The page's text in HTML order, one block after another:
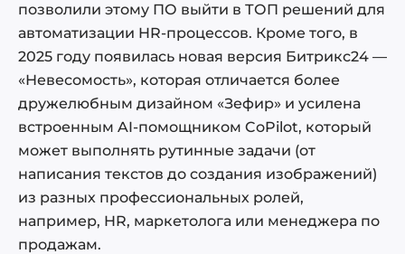
позволили этому ПО выйти в ТОП решений для
автоматизации HR-процессов. Кроме того, в
2025 году появилась новая версия Битрикс24 —
«Невесомость», которая отличается более
дружелюбным дизайном «Зефир» и усилена
встроенным AI-помощником CoPilot, который
может выполнять рутинные задачи (от
написания текстов до создания изображений)
из разных профессиональных ролей,
например, HR, маркетолога или менеджера по
продажам.